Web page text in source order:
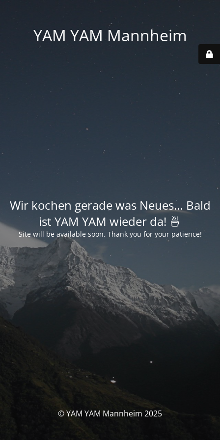
YAM YAM Mannheim
Wir kochen gerade was Neues… Bald
ist YAM YAM wieder da! 🍜
Site will be available soon. Thank you for your patience!
© YAM YAM Mannheim 2025